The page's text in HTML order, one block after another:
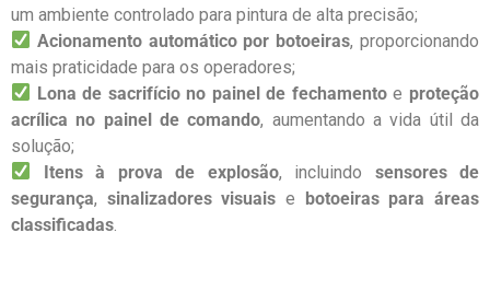
um ambiente controlado para pintura de alta precisão;
Acionamento automático por botoeiras, proporcionando
mais praticidade para os operadores;
Lona de sacrifício no painel de fechamentoe proteção
acrílica no painel de comando, aumentando a vida útil da
solução;
Itens à prova de explosão, incluindo sensores de
segurança, sinalizadores visuais e botoeiras para áreas
classificadas